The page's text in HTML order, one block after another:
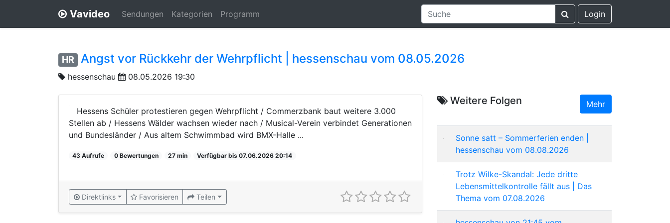
Vavideo Sendungen Kategorien Programm Login
HR Angst vor Rückkehr der Wehrpflicht | hessenschau vom 08.05.2026
hessenschau 08.05.2026 19:30
Hessens Schüler protestieren gegen Wehrpflicht / Commerzbank baut weitere 3.000
Stellen ab / Hessens Wälder wachsen wieder nach / Musical-Verein verbindet Generationen
und Bundesländer / Aus altem Schwimmbad wird BMX-Halle ...
43 Aufrufe 0 Bewertungen 27 min Verfügbar bis 07.06.2026 20:14
Direktlinks Favorisieren Teilen
Weitere Folgen Mehr
Sonne satt – Sommerferien enden |
hessenschau vom 08.08.2026
Trotz Wilke-Skandal: Jede dritte
Lebensmittelkontrolle fällt aus | Das
Thema vom 07.08.2026